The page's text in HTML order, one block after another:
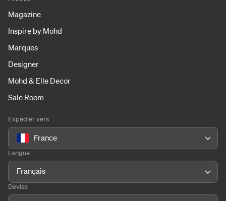
Magazine
Inspire by Mohd
Marques
Designer
Mohd & Elle Decor
Sale Room
Expédier vers
France
Langue
Français
Devise